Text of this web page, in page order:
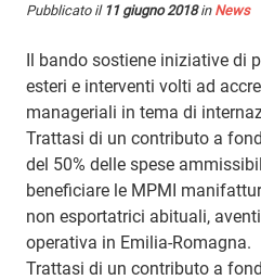
Pubblicato il 11 giugno 2018in News
Il bando sostiene iniziative di
esteri e interventi volti ad
manageriali in tema di
Trattasi di un contributo a
del 50% delle spese
beneficiare le MPMI
non esportatrici abituali,
operativa in Emilia-Romagna.
Trattasi di un contributo a